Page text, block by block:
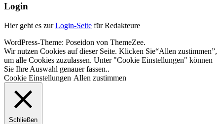
Login
Hier geht es zurLogin-Seite für Redakteure
WordPress-Theme: Poseidon von ThemeZee.
Wir nutzen Cookies auf dieser Seite. Klicken Sie“Allen zustimmen”,
um alle Cookies zuzulassen. Unter "Cookie Einstellungen" können
Sie Ihre Auswahl genauer fassen..
Cookie Einstellungen Allen zustimmen
Schließen